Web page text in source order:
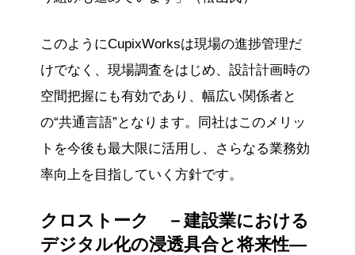
このようにCupixWorksは現場の進捗管理だ
けでなく、現場調査をはじめ、設計計画時の
空間把握にも有効であり、幅広い関係者と
の“共通言語”となります。同社はこのメリッ
トを今後も最大限に活用し、さらなる業務効
率向上を目指していく方針です。
クロストーク －建設業における
デジタル化の浸透具合と将来性―